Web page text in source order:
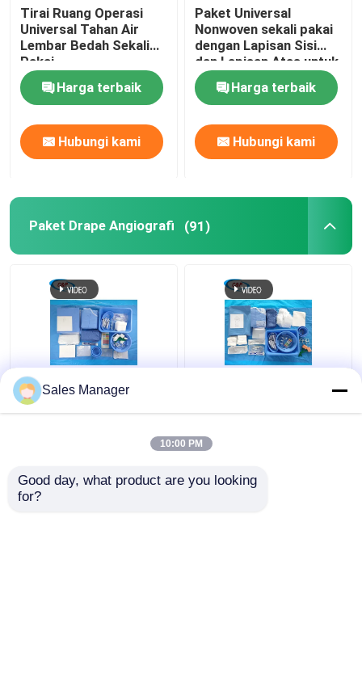
Tirai Ruang Operasi
Universal Tahan Air
Lembar Bedah Sekali
Pakai
Harga terbaik
Hubungi kami
Paket Universal
Nonwoven sekali pakai
dengan Lapisan Sisi
dan Lapisan Atas untuk
Bedah Umum
Harga terbaik
Hubungi kami
Paket Drape Angiografi (91)
CE ISO13485 Satu kali
pakai Pembalut
Paket Tirai Angiografi
Bersertifikat EN13795
Sales Manager
10:00 PM
Good day, what product are you looking
for?